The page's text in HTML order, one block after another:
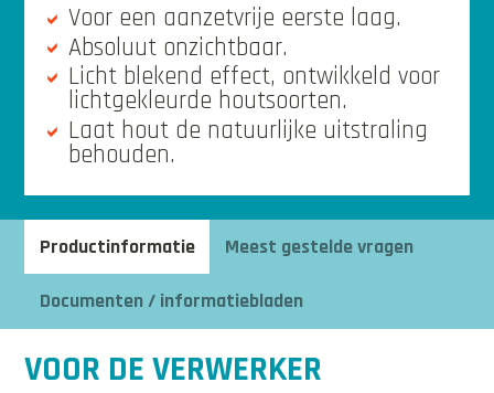
Voor een aanzetvrije eerste laag.
Absoluut onzichtbaar.
Licht blekend effect, ontwikkeld voor
lichtgekleurde houtsoorten.
Laat hout de natuurlijke uitstraling
behouden.
Productinformatie Meest gestelde vragen
Documenten / informatiebladen
VOOR DE VERWERKER